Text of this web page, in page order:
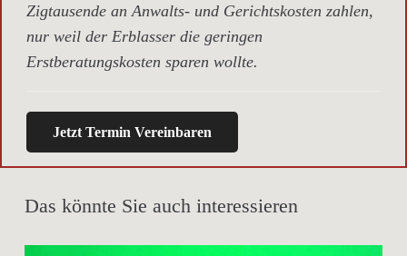
Zigtausende an Anwalts- und Gerichtskosten zahlen,
nur weil der Erblasser die geringen
Erstberatungskosten sparen wollte.
Jetzt Termin Vereinbaren
Das könnte Sie auch interessieren